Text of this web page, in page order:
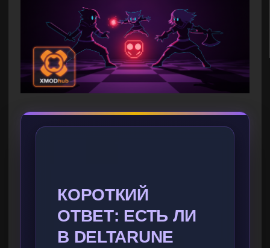
КОРОТКИЙ
ОТВЕТ: ЕСТЬ ЛИ
В DELTARUNE